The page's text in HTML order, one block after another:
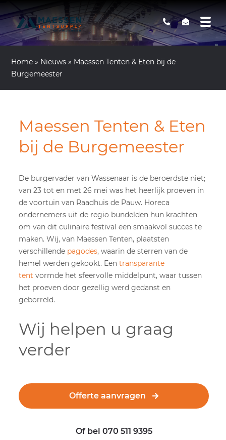
Home » Nieuws » Maessen Tenten & Eten bij de
Burgemeester
Maessen Tenten & Eten
bij de Burgemeester
De burgervader van Wassenaar is de beroerdste niet;
van 23 tot en met 26 mei was het heerlijk proeven in
de voortuin van Raadhuis de Pauw. Horeca
ondernemers uit de regio bundelden hun krachten
om van dit culinaire festival een smaakvol succes te
maken. Wij, van Maessen Tenten, plaatsten
verschillende pagodes, waarin de sterren van de
hemel werden gekookt. Eentransparante
tent vormde het sfeervolle middelpunt, waar tussen
het proeven door gezellig werd gedanst en
geborreld.
Wij helpen u graag
verder
Offerte aanvragen
Of bel 070 511 9395